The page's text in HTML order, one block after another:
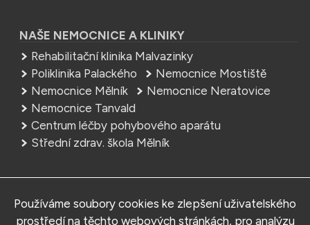
NAŠE NEMOCNICE A KLINIKY
Rehabilitační klinika Malvazinky
Poliklinika Palackého
Nemocnice Mostiště
Nemocnice Mělník
Nemocnice Neratovice
Nemocnice Tanvald
Centrum léčby pohybového aparátu
Střední zdrav. škola Mělník
MEDITERRA – Sedlčany, s.r.o.
Používáme soubory cookies ke zlepšení uživatelského
prostředí na těchto webových stránkách, pro analýzu